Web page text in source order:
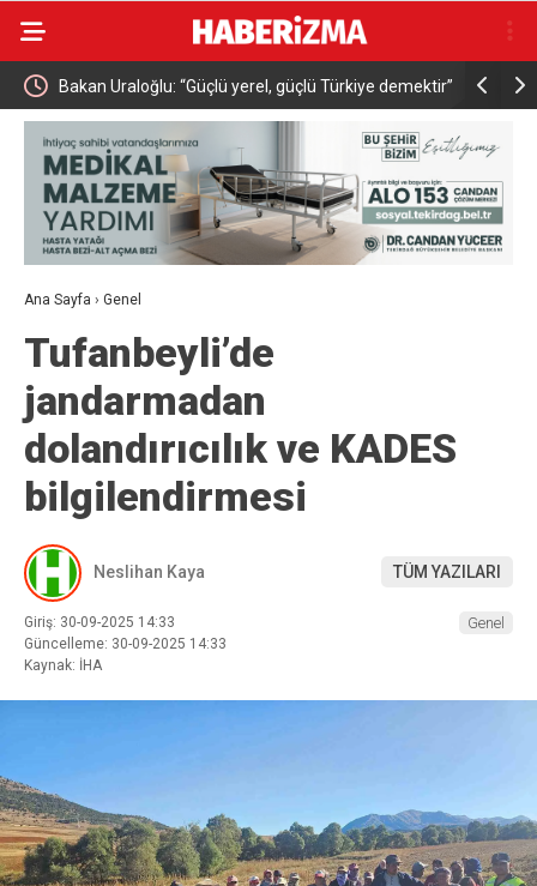
güçlü Türkiye demektir” Bakan Memişoğlu: “Şehir hastaneleri
üst seviye sağlık hizmet binalarıdır”
Ana Sayfa › Genel
Tufanbeyli’de
jandarmadan
dolandırıcılık ve KADES
bilgilendirmesi
Neslihan Kaya TÜM YAZILARI
Giriş: 30-09-2025 14:33
Güncelleme: 30-09-2025 14:33
Kaynak: İHA
Genel